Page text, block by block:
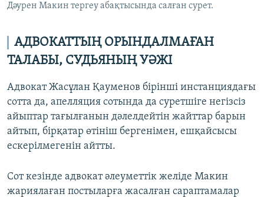
Дәурен Макин тергеу абақтысында салған сурет.
АДВОКАТТЫҢ ОРЫНДАЛМАҒАН
ТАЛАБЫ, СУДЬЯНЫҢ УӘЖІ
Адвокат Жасұлан Қауменов бірінші инстанциядағы
сотта да, апелляция сотында да суретшіге негізсіз
айыптар тағылғанын дәлелдейтін жайттар барын
айтып, бірқатар өтініш бергенімен, ешқайсысы
ескерілмегенін айтты.
Сот кезінде адвокат әлеуметтік желіде Макин
жариялаған постыларға жасалған сараптамалар